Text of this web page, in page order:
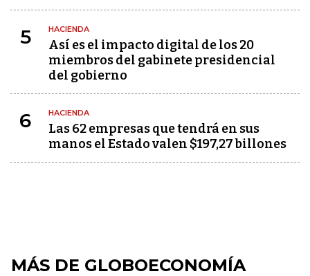
5 HACIENDA
Así es el impacto digital de los 20
miembros del gabinete presidencial
del gobierno
6 HACIENDA
Las 62 empresas que tendrá en sus
manos el Estado valen $197,27 billones
MÁS DE GLOBOECONOMÍA